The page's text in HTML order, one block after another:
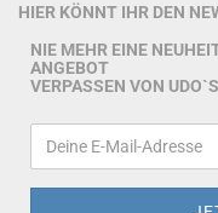
HIER KÖNNT IHR DEN
NIE MEHR EINE
ANGEBOT
VERPASSEN VON